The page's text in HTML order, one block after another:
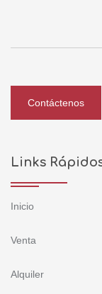
Contáctenos
Links
Inicio
Venta
Alquiler